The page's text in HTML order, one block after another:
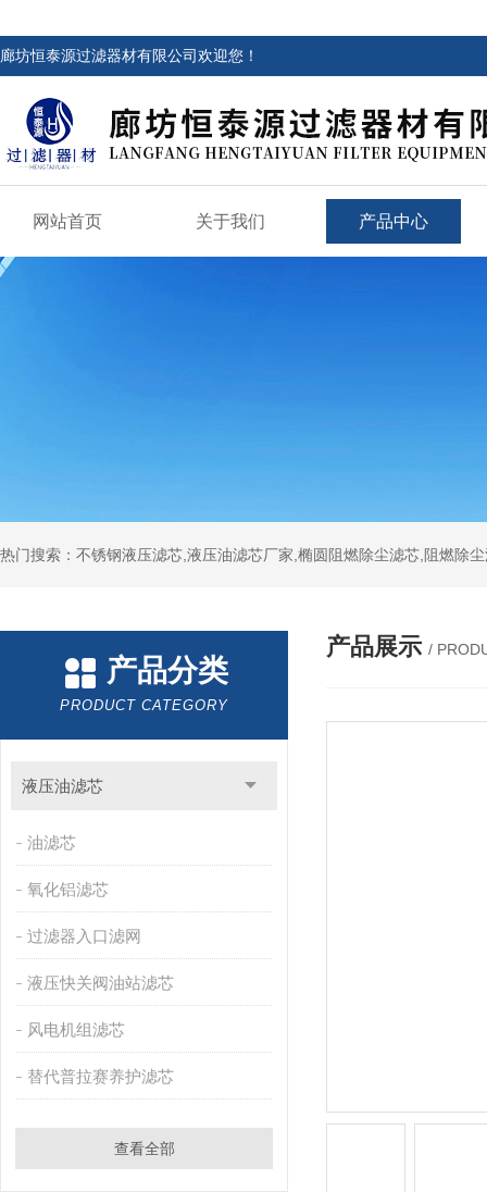
廊坊恒泰源过滤器材有限公司欢迎您！
网站首页 关于我们 产品中心
热门搜索：不锈钢液压滤芯,液压油滤芯厂家,椭圆阻燃除尘滤芯,阻燃除
产品分类
PRODUCT CATEGORY
液压油滤芯
油滤芯
氧化铝滤芯
过滤器入口滤网
液压快关阀油站滤芯
风电机组滤芯
替代普拉赛养护滤芯
查看全部
产品展示 /